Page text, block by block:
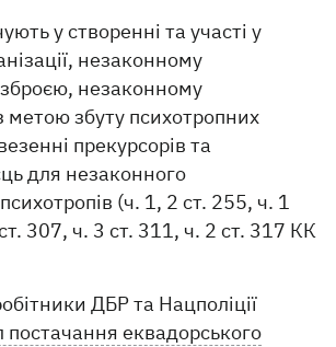
у створенні та участі у
незаконному
незаконному
метою збуту психотропних
прекурсорів та
для незаконного
(ч. 1, 2 ст. 255, ч. 1
307, ч. 3 ст. 311, ч. 2 ст. 317 КК
ДБР та Нацполіції
постачання еквадорського